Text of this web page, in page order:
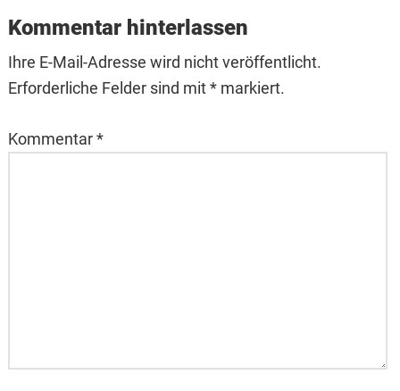
Interactions
Kommentar hinterlassen
Ihre E-Mail-Adresse wird nicht veröffentlicht.
Erforderliche Felder sind mit * markiert.
Kommentar*